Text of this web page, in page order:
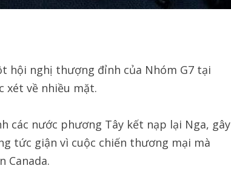
hội nghị thượng đỉnh của Nhóm G7 tại
xét về nhiều mặt.
các nước phương Tây kết nạp lại Nga, gây
tức giận vì cuộc chiến thương mại mà
Canada.